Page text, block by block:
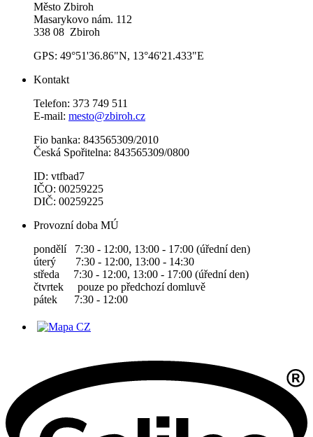
Město Zbiroh
Masarykovo nám. 112
338 08 Zbiroh
GPS: 49°51'36.86"N, 13°46'21.433"E
Kontakt
Telefon: 373 749 511
E-mail: mesto@zbiroh.cz
Fio banka: 843565309/2010
Česká Spořitelna: 843565309/0800
ID: vtfbad7
IČO: 00259225
DIČ: 00259225
Provozní doba MÚ
pondělí 7:30 - 12:00, 13:00 - 17:00 (úřední den)
úterý 7:30 - 12:00, 13:00 - 14:30
středa 7:30 - 12:00, 13:00 - 17:00 (úřední den)
čtvrtek pouze po předchozí domluvě
pátek 7:30 - 12:00